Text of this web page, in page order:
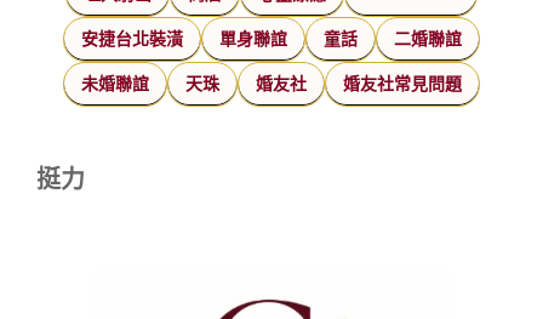
安捷台北裝潢 單身聯誼 童話 二婚聯誼
未婚聯誼 天珠 婚友社 婚友社常見問題
挺力